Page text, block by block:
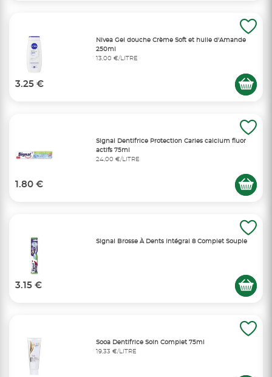
Nivea Gel douche Crème Soft et huile d'Amande
250ml
13,00 €/LITRE
3.25 €
Signal Dentifrice Protection Caries calcium fluor
actifs 75ml
24,00 €/LITRE
1.80 €
Signal Brosse À Dents Intégral 8 Complet Souple
3.15 €
Sooa Dentifrice Soin Complet 75ml
19,33 €/LITRE